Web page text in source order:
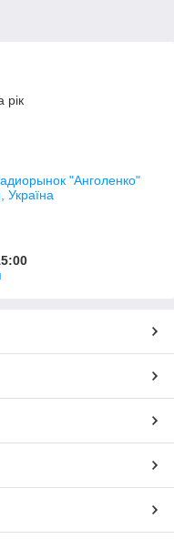
рік
"Анголенко"
Україна